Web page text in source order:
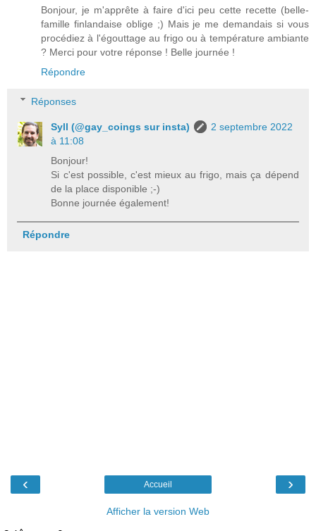
Bonjour, je m'apprête à faire d'ici peu cette recette (belle-
famille finlandaise oblige ;) Mais je me demandais si vous
procédiez à l'égouttage au frigo ou à température ambiante
? Merci pour votre réponse ! Belle journée !
Répondre
Réponses
Syll (@gay_coings sur insta)
2 septembre 2022
à 11:08
Bonjour!
Si c'est possible, c'est mieux au frigo, mais ça dépend
de la place disponible ;-)
Bonne journée également!
Répondre
‹ ›
Accueil
Afficher la version Web